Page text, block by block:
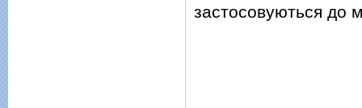
застосовуються до